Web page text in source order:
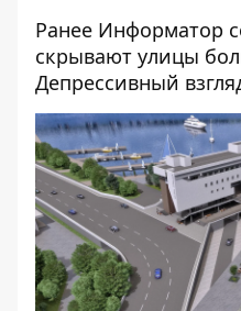
Ранее Информатор
скрывают улицы
Депрессивный